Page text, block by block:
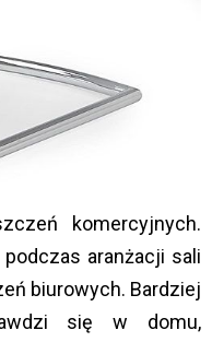
komercyjnych.
aranżacji sali
biurowych. Bardziej
się w domu,